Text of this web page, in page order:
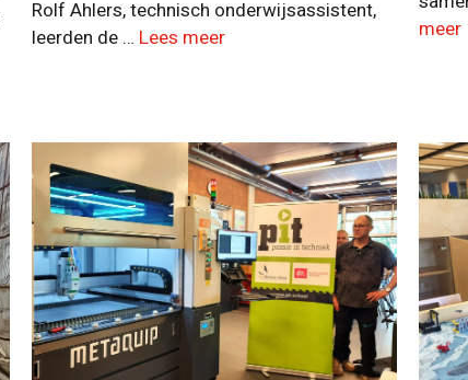
Rolf Ahlers, technisch onderwijsassistent,
leerden de … Lees meer
meer